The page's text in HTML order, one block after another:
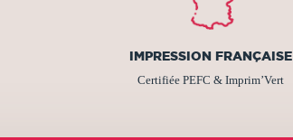
IMPRESSION FRANÇAISE
Certifiée PEFC & Imprim’Vert